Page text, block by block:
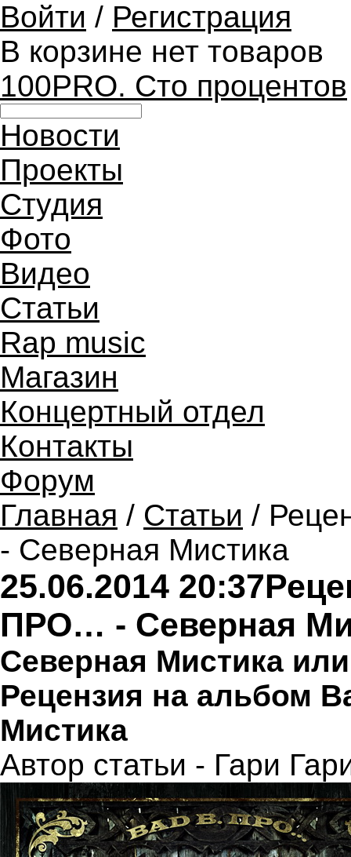
Войти / Регистрация
В корзине нет товаров
100PRO. Сто процентов
Новости
Проекты
Студия
Фото
Видео
Статьи
Rap music
Магазин
Концертный отдел
Контакты
Форум
Главная / Статьи /
- Северная Мистика
25.06.2014 20:37
ПРО… - Северная
Северная Мистика
Рецензия на альбом
Мистика
Автор статьи - Гари